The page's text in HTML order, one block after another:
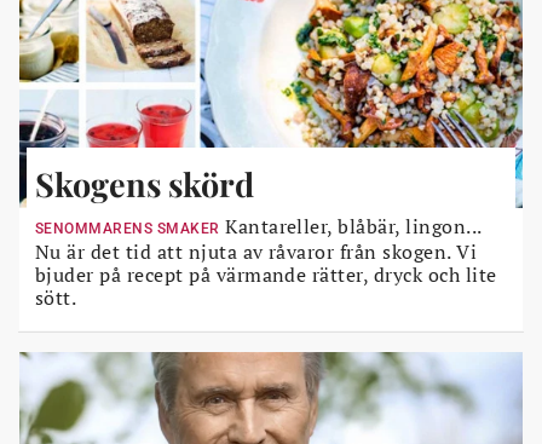
Skogens skörd
SENOMMARENS SMAKER Kantareller, blåbär, lingon...
Nu är det tid att njuta av råvaror från skogen. Vi
bjuder på recept på värmande rätter, dryck och lite
sött.